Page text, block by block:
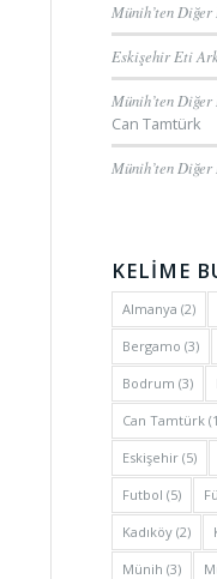
Münih’ten
Eskişehir Eti
Münih’ten
Can Tamtürk
Münih’ten
KELİME
Almanya (2)
Bergamo (3)
Bodrum (3)
Can Tamtürk
Eskişehir (5)
Futbol (5)
Kadıköy (2)
Münih (3)